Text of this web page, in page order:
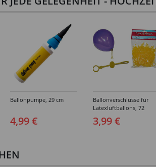
Ballonpumpe, 29 cm
4,99 €
Ballonverschlüsse für
Latexluftballons, 72
Stück
3,99 €